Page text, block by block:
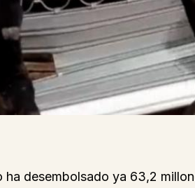
ha desembolsado ya 63,2